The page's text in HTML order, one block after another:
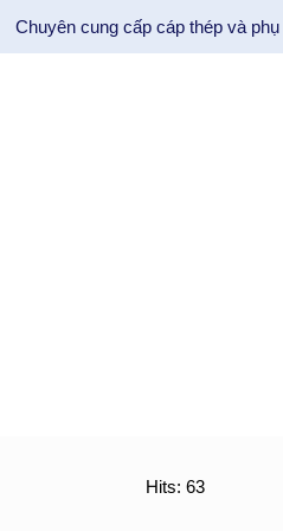
Chuyên cung cấp cáp thép và
Hits: 63